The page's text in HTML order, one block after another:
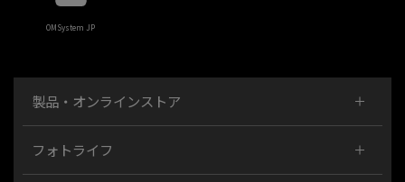
OMSystem JP
製品・オンラインストア
フォトライフ